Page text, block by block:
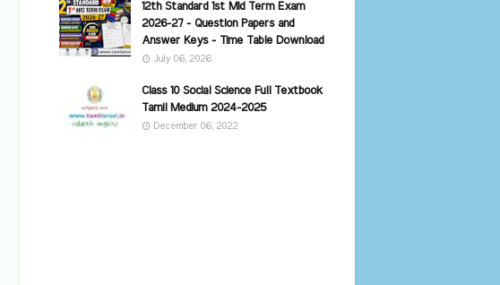
12th Standard 1st Mid Term Exam
2026-27 - Question Papers and
Answer Keys - Time Table Download
July 06, 2026
Class 10 Social Science Full Textbook
Tamil Medium 2024-2025
December 06, 2022